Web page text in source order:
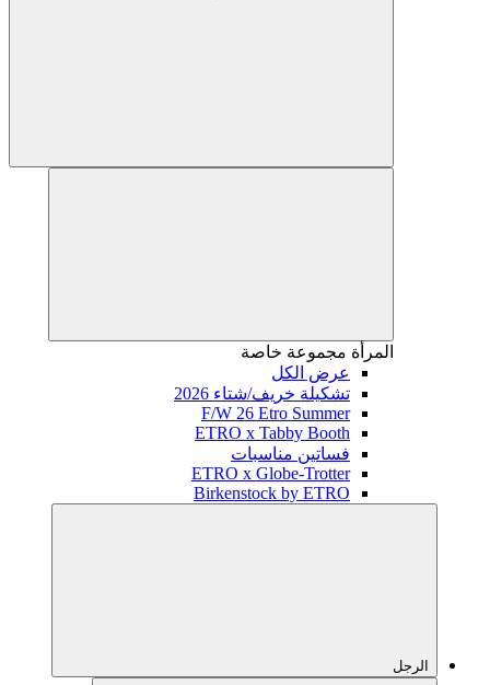
المرأة مجموعة خاصة
عرض الكل
تشكيلة خريف/شتاء 2026
F/W 26 Etro Summer
ETRO x Tabby Booth
فساتين مناسبات
ETRO x Globe-Trotter
Birkenstock by ETRO
الرجل